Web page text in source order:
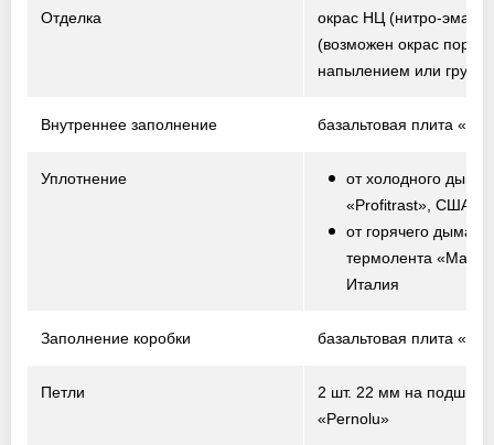
Отделка
окрас НЦ (нитро-эмаль)
(возможен окрас
напылением или
Внутреннее заполнение базальтовая плита
Уплотнение
от холодного дыма
«Profitrast», США
от горячего дыма –
термолента
Италия
Заполнение коробки базальтовая плита
Петли
2 шт. 22 мм на
«Pernolu»